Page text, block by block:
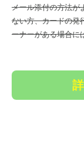
メール添付の方法が
ない方、カードの発
ーナーがある場合に